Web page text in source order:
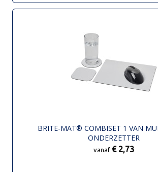
BRITE-MAT® COMBISET 1 VAN
ONDERZETTER
vanaf € 2,73